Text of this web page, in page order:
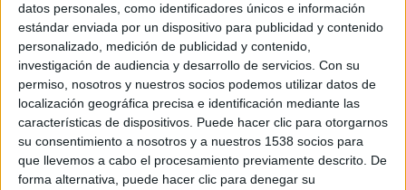
datos personales, como identificadores únicos e información
estándar enviada por un dispositivo para publicidad y contenido
personalizado, medición de publicidad y contenido,
investigación de audiencia y desarrollo de servicios. Con su
permiso, nosotros y nuestros socios podemos utilizar datos de
localización geográfica precisa e identificación mediante las
características de dispositivos. Puede hacer clic para otorgarnos
su consentimiento a nosotros y a nuestros 1538 socios para
que llevemos a cabo el procesamiento previamente descrito. De
forma alternativa, puede hacer clic para denegar su